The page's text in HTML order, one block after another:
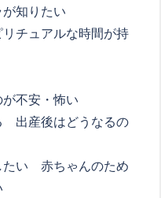
知りたい
チュアルな時間が持
不安・怖い
出産後はどうなるの
たい 赤ちゃんのため